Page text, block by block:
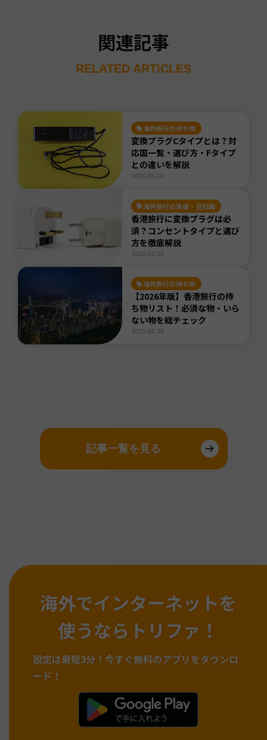
関連記事
RELATED ARTICLES
海外旅行の持ち物
変換プラグCタイプとは？対
応国一覧・選び方・Fタイプ
との違いを解説
海外旅行の準備・豆知識
香港旅行に変換プラグは必
須？コンセントタイプと選び
方を徹底解説
海外旅行の持ち物
【2026年版】香港旅行の持
ち物リスト！必須な物・いら
ない物を総チェック
記事一覧を見る
海外でインターネットを
使うならトリファ！
設定は最短3分！ 今すぐ無料のアプリをダウンロ
ード！